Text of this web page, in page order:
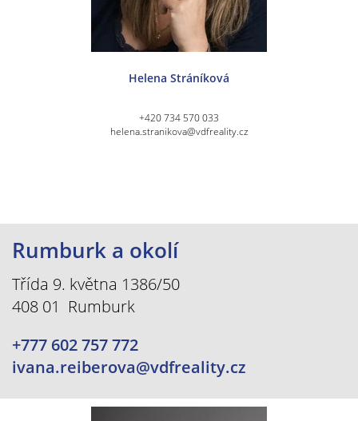
Helena Stráníková
+420 734 570 033
helena.stranikova@vdfreality.cz
Rumburk a okolí
Třída 9. května 1386/50
408 01 Rumburk
+777 602 757 772
ivana.reiberova@vdfreality.cz